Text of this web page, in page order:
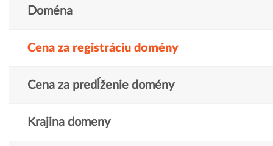
Doména
Cena za registráciu domény
Cena za predĺženie domény
Krajina domeny